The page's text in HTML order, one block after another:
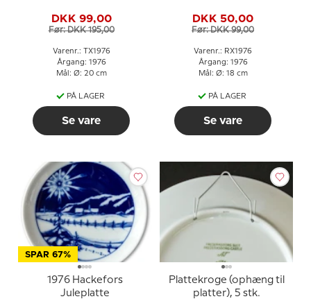
DKK 99,00
Før: DKK 195,00
Varenr.: TX1976
Årgang: 1976
Mål: Ø: 20 cm
PÅ LAGER
Se vare
DKK 50,00
Før: DKK 99,00
Varenr.: RX1976
Årgang: 1976
Mål: Ø: 18 cm
PÅ LAGER
Se vare
SPAR 67%
1976 Hackefors
Juleplatte
Plattekroge (ophæng til
platter), 5 stk.